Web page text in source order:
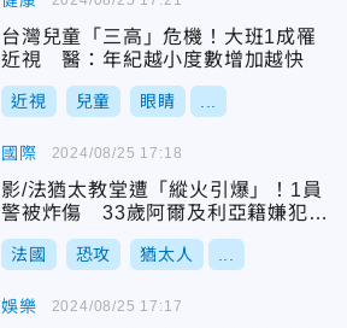
台灣兒童「三高」危機！大班1成罹
近視 醫：年紀越小度數增加越快
近視 兒童 眼睛
國際
影/法猶太教堂遭「縱火引爆」！1員
警被炸傷 33歲阿爾及利亞籍嫌犯落
網
法國 恐攻 猶太人
2024/08/25 17:18
娛樂 2024/08/25 17:17